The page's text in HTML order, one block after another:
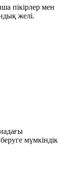
пікірлер мен
желі.
мүмкіндік